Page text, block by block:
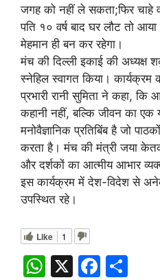
जगह को नहीं ले सकता;फिर चाहे
पति १० वर्ष बाद घर लौट तो
मेहमान ही बन कर रहेगा।
मंच की दिल्ली इकाई की अध्यक्ष
स्नेहिल स्वागत किया। कार्यक्रम
प्रभारी रानी सुमिता ने कहा,
कहानी नहीं, बल्कि जीवन का एक
मनोवैज्ञानिक प्रतिबिंब है जो
करता है। मंच की मंत्री जया
और दर्शकों का आत्मीय आभार
इस कार्यक्रम में देश-विदेश से
उपस्थित रहे।
Like 1
W X
F